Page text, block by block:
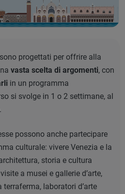
progettati per offrire alla
vasta scelta di argomenti, con
in un programma
si svolge in 1 o 2 settimane, al
possono anche partecipare
culturale: vivere Venezia e la
storia e cultura
a musei e gallerie d’arte,
laboratori d’arte